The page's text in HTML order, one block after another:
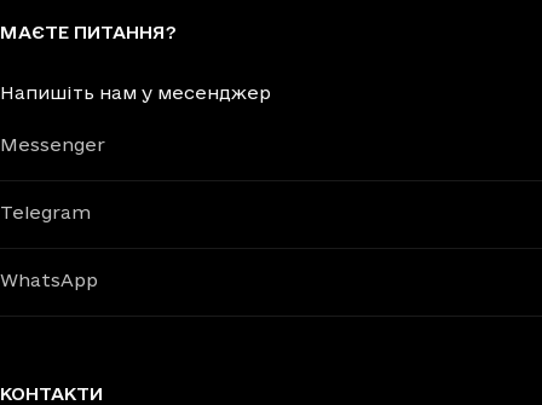
МАЄТЕ ПИТАННЯ?
Напишіть нам у месенджер
Messenger
Telegram
WhatsApp
КОНТАКТИ